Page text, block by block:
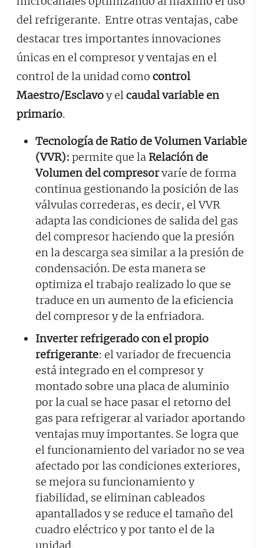
del refrigerante. Entre otras ventajas, cabe
destacar tres importantes innovaciones
únicas en el compresor y ventajas en el
control de la unidad como control
Maestro/Esclavoy elcaudal variable en
primario.
Tecnología de Ratio de Volumen Variable
(VVR): permite que la Relación de
Volumen del compresorvaríe de forma
continua gestionando la posición de las
válvulas correderas, es decir, el VVR
adapta las condiciones de salida del gas
del compresor haciendo que la presión
en la descarga sea similar a la presión de
condensación. De esta manera se
optimiza el trabajo realizado lo que se
traduce en un aumento de la eficiencia
del compresor y de la enfriadora.
Inverter refrigerado con el propio
refrigerante: el variador de frecuencia
está integrado en el compresor y
montado sobre una placa de aluminio
por la cual se hace pasar el retorno del
gas para refrigerar al variador aportando
ventajas muy importantes. Se logra que
el funcionamiento del variador no se vea
afectado por las condiciones exteriores,
se mejora su funcionamiento y
fiabilidad, se eliminan cableados
apantallados y se reduce el tamaño del
cuadro eléctrico y por tanto el de la
unidad.